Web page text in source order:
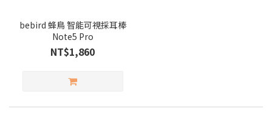
bebird 蜂鳥 智能可視採耳棒
Note5 Pro
NT$1,860